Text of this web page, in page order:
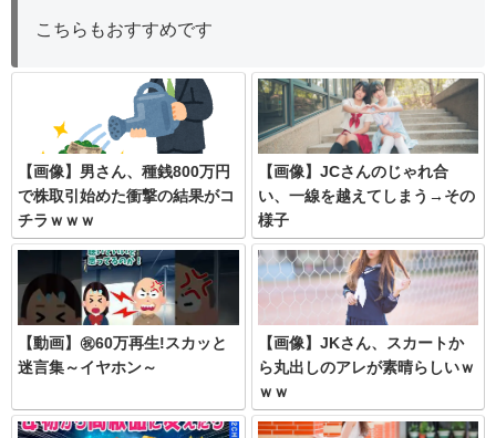
こちらもおすすめです
【画像】男さん、種銭800万円
で株取引始めた衝撃の結果がコ
チラｗｗｗ
【画像】JCさんのじゃれ合
い、一線を越えてしまう→その
様子
【動画】㊗️60万再生!スカッと
迷言集～イヤホン～
【画像】JKさん、スカートか
ら丸出しのアレが素晴らしいｗ
ｗｗ